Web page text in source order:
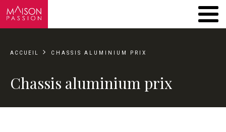
ACCUEIL CHASSIS ALUMINIUM PRIX
Chassis aluminium prix